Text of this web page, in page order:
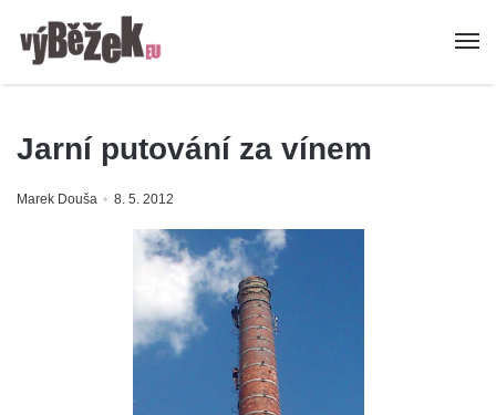
Jarní putování za vínem
Marek Douša 8. 5. 2012